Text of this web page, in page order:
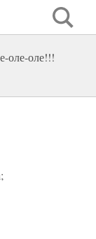
оле-оле!!!